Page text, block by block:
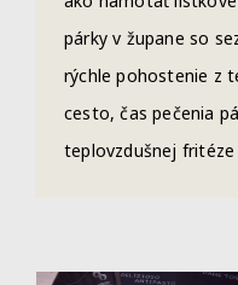
párky v župane so
rýchle pohostenie z
cesto, čas pečenia
teplovzdušnej fritéze